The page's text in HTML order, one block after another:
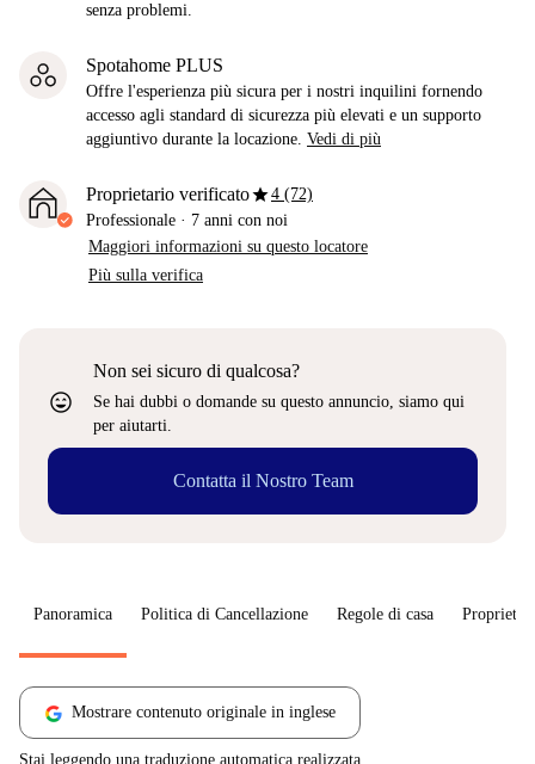
senza problemi.
Spotahome PLUS
Offre l'esperienza più sicura per i nostri inquilini fornendo
accesso agli standard di sicurezza più elevati e un supporto
aggiuntivo durante la locazione. Vedi di più
Proprietario verificatostar4 (72)
Professionale · 7 anni con noi
Maggiori informazioni su questo locatore
Più sulla verifica
sentiment_very_satisfied
Non sei sicuro di qualcosa?
Se hai dubbi o domande su questo annuncio, siamo qui
per aiutarti.
Contatta il Nostro Team
Panoramica Politica di Cancellazione Regole di casa
Mostrare contenuto originale in inglese
Stai leggendo una traduzione automatica realizzata